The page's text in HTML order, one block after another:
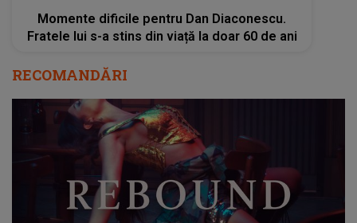
Momente dificile pentru Dan Diaconescu.
Fratele lui s-a stins din viață la doar 60 de ani
RECOMANDĂRI